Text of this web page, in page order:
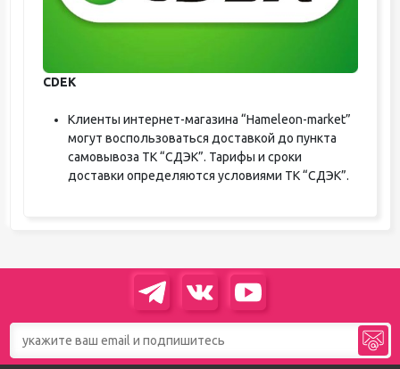
CDEK
Клиенты интернет-магазина “Hameleon-market”
могут воспользоваться доставкой до пункта
самовывоза ТК “СДЭК”. Тарифы и сроки
доставки определяются условиями ТК “СДЭК”.